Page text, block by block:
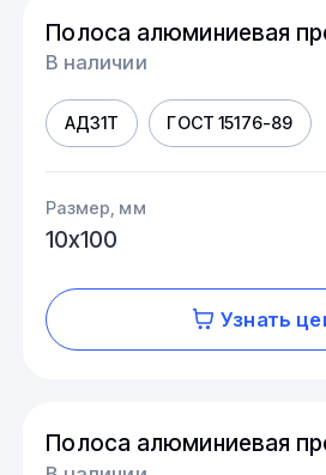
Полоса алюминиевая
В наличии
АД31Т ГОСТ 15176-89
Размер, мм
10х100
Узнать
Полоса алюминиевая